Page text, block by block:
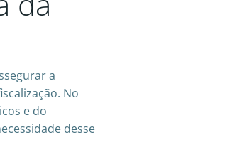
a
No
e do
desse